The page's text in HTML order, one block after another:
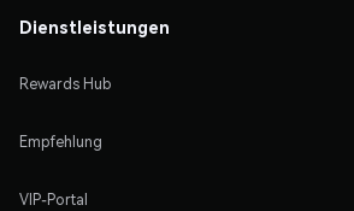
Dienstleistungen
Rewards Hub
Empfehlung
VIP-Portal